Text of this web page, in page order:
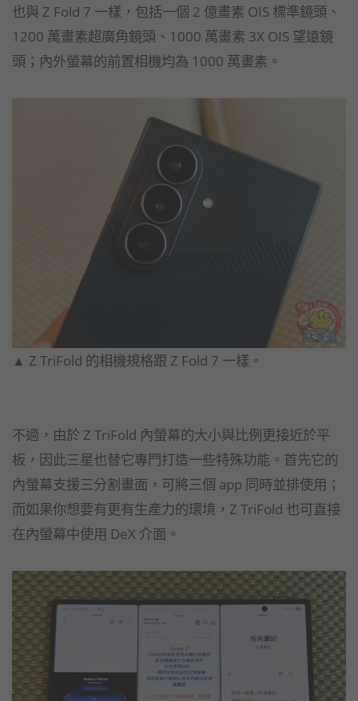
也與 Z Fold 7 一樣，包括一個 2 億畫素 OIS 標準鏡頭、
1200 萬畫素超廣角鏡頭、1000 萬畫素 3X OIS 望遠鏡
頭；內外螢幕的前置相機均為 1000 萬畫素。
▲ Z TriFold 的相機規格跟 Z Fold 7 一樣。
不過，由於 Z TriFold 內螢幕的大小與比例更接近於平
板，因此三星也替它專門打造一些特殊功能。首先它的
內螢幕支援三分割畫面，可將三個 app 同時並排使用；
而如果你想要有更有生產力的環境，Z TriFold 也可直接
在內螢幕中使用 DeX 介面。